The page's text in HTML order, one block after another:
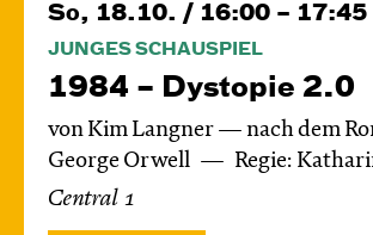
So, 18.10. / 16:00 – 17:45
JUNGES SCHAUSPIEL
1984 – Dystopie 2.0
von Kim Langner — nach dem
George Orwell
Regie:
Central 1